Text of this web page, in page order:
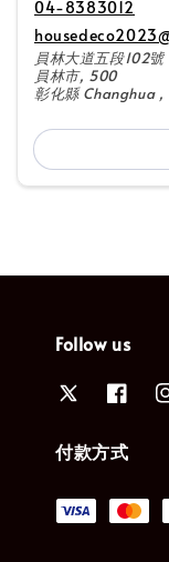
04-8383012
員林大道五段102號
員林市, 500
彰化縣 Changhua ,
Follow us
付款方式